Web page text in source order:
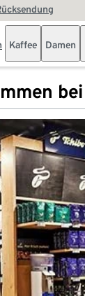
Kaffee Damen